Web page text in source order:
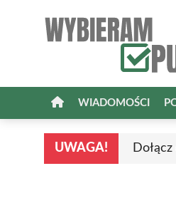
WIADOMOŚCI
UWAGA!